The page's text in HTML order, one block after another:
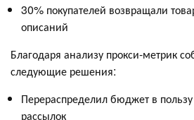
30% покупателей возвращали
описаний
Благодаря анализу прокси-метрик
следующие решения:
Перераспределил бюджет в
рассылок